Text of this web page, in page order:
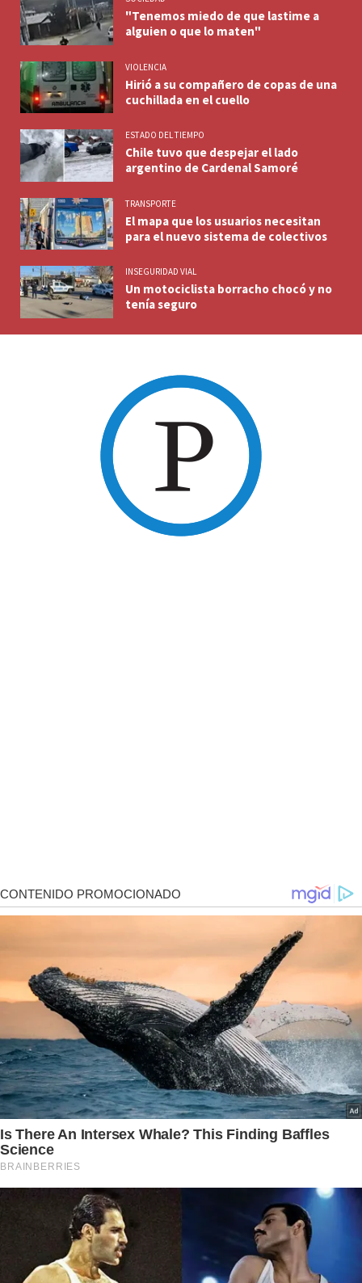
"Tenemos miedo de que lastime a
alguien o que lo maten"
VIOLENCIA
Hirió a su compañero de copas de una
cuchillada en el cuello
ESTADO DEL TIEMPO
Chile tuvo que despejar el lado
argentino de Cardenal Samoré
TRANSPORTE
El mapa que los usuarios necesitan
para el nuevo sistema de colectivos
INSEGURIDAD VIAL
Un motociclista borracho chocó y no
tenía seguro